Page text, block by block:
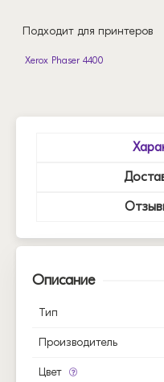
Подходит для принтеров
Xerox Phaser 4400
Описание
Тип
Производитель
Цвет